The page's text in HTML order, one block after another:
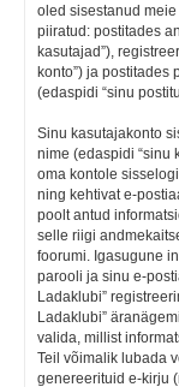
oled sisestanud
piiratud: postitades
kasutajad”),
konto”) ja
(edaspidi “sinu
Sinu kasutajakonto
nime (edaspidi “sinu
oma kontole
ning kehtivat e-
poolt antud
selle riigi
foorumi. Igasugune
parooli ja sinu e-
Ladaklubi”
Ladaklubi”
valida, millist
Teil võimalik lubada
genereerituid e-kirju